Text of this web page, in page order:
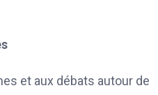
et aux débats autour de